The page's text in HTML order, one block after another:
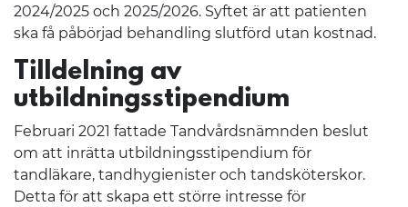
2024/2025 och 2025/2026. Syftet är att patienten
ska få påbörjad behandling slutförd utan kostnad.
Tilldelning av
utbildningsstipendium
Februari 2021 fattade Tandvårdsnämnden beslut
om att inrätta utbildningsstipendium för
tandläkare, tandhygienister och tandsköterskor.
Detta för att skapa ett större intresse för